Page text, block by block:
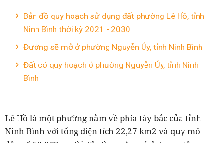
Bản đồ quy hoạch sử dụng đất phường Lê Hồ, tỉnh
Ninh Bình thời kỳ 2021 - 2030
Đường sẽ mở ở phường Nguyễn Úy, tỉnh Ninh Bình
Đất có quy hoạch ở phường Nguyễn Úy, tỉnh Ninh
Bình
Lê Hồ là một phường nằm về phía tây bắc của tỉnh
Ninh Bình với tổng diện tích 22,27 km2 và quy mô